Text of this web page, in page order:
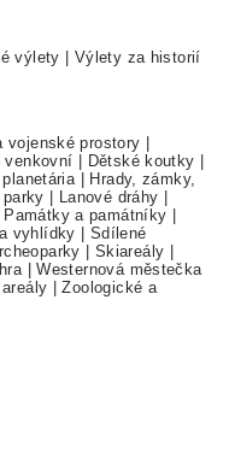
výlety
Výlety za historií
vojenské prostory
venkovní Dětské koutky
Hrady, zámky,
parky Lanové dráhy
Památky a památníky
vyhlídky
Sdílené
Skiareály
|Westernová městečka
|Zoologické a